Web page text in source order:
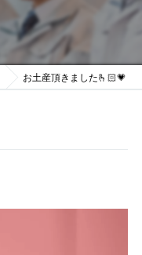
お土産頂きました🫰🏻💗